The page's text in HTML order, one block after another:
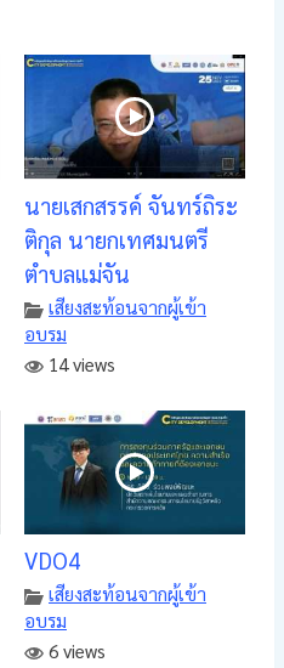
นายเสกสรรค์ จันทร์ถิระ
ติกุล นายกเทศมนตรี
ตำบลแม่จัน
เสียงสะท้อนจากผู้เข้า
อบรม
14 views
VDO4
เสียงสะท้อนจากผู้เข้า
อบรม
6 views